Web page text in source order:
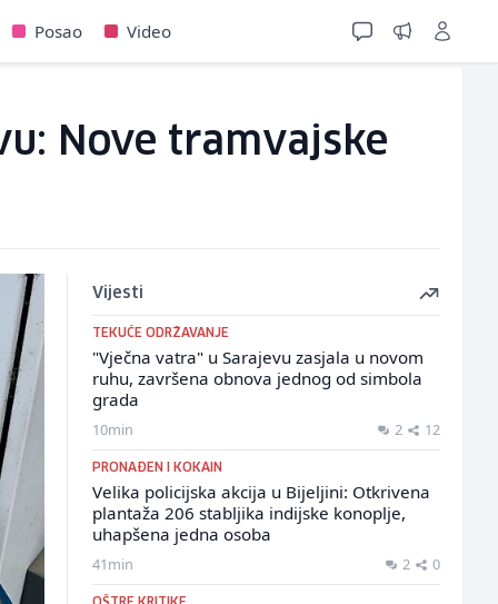
Posao Video
Nove tramvajske
Vijesti
TEKUĆE ODRŽAVANJE
"Vječna vatra" u Sarajevu zasjala u novom
ruhu, završena obnova jednog od simbola
grada
10min 2 12
PRONAĐEN I KOKAIN
Velika policijska akcija u Bijeljini: Otkrivena
plantaža 206 stabljika indijske konoplje,
uhapšena jedna osoba
41min 2 0